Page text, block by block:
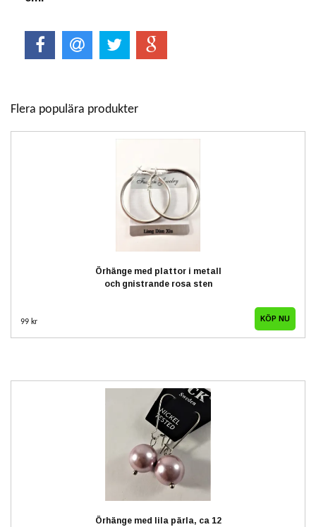
Flera populära produkter
Örhänge med plattor i metall
och gnistrande rosa sten
99 kr
Örhänge med lila pärla, ca 12